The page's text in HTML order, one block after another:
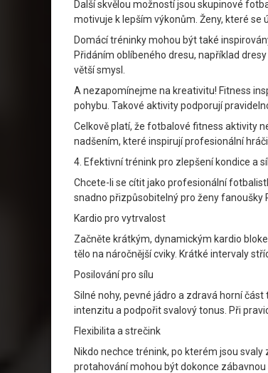
Další skvělou možností jsou skupinové
motivuje k lepším výkonům. Ženy, které
Domácí tréninky mohou být také
Přidáním oblíbeného dresu, například
větší smysl.
A nezapomínejme na kreativitu! Fitness
pohybu. Takové aktivity podporují
Celkově platí, že fotbalové fitness aktivity
nadšením, které inspirují profesionální hráči.
4. Efektivní trénink pro zlepšení kondice a
Chcete-li se cítit jako profesionální
snadno přizpůsobitelný pro ženy fanoušky
Kardio pro vytrvalost
Začněte krátkým, dynamickým kardio
tělo na náročnější cviky. Krátké intervaly
Posilování pro sílu
Silné nohy, pevné jádro a zdravá horní
intenzitu a podpořit svalový tonus. Při
Flexibilita a strečink
Nikdo nechce trénink, po kterém jsou
protahování mohou být dokonce